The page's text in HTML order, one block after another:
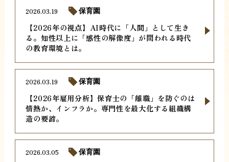
【2026年の視点】AI時代に「人間」として生き
る。知性以上に「感性の解像度」が問われる時代
の教育環境とは。
2026.03.19 保育園
【2026年雇用分析】保育士の「離職」を防ぐのは
情熱か、インフラか。専門性を最大化する組織構
造の要諦。
2026.03.19 保育園
2026.03.05 保育園